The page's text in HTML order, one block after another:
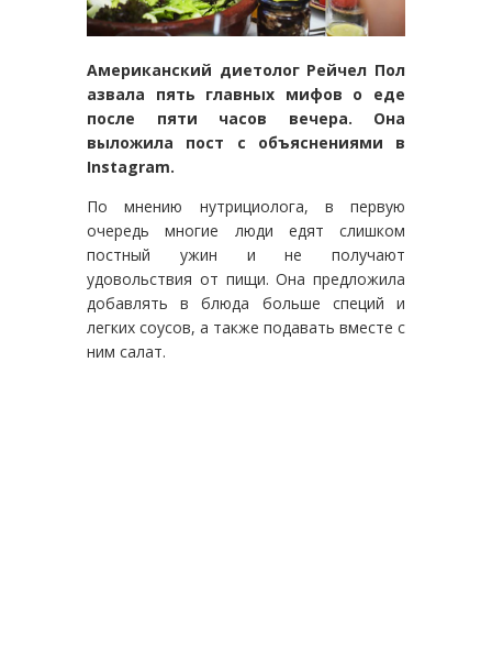
Американский диетолог Рейчел Пол
азвала пять главных мифов о еде
после пяти часов вечера. Она
выложила пост с объяснениями в
Instagram.
По мнению нутрициолога, в первую
очередь многие люди едят слишком
постный ужин и не получают
удовольствия от пищи. Она предложила
добавлять в блюда больше специй и
легких соусов, а также подавать вместе с
ним салат.